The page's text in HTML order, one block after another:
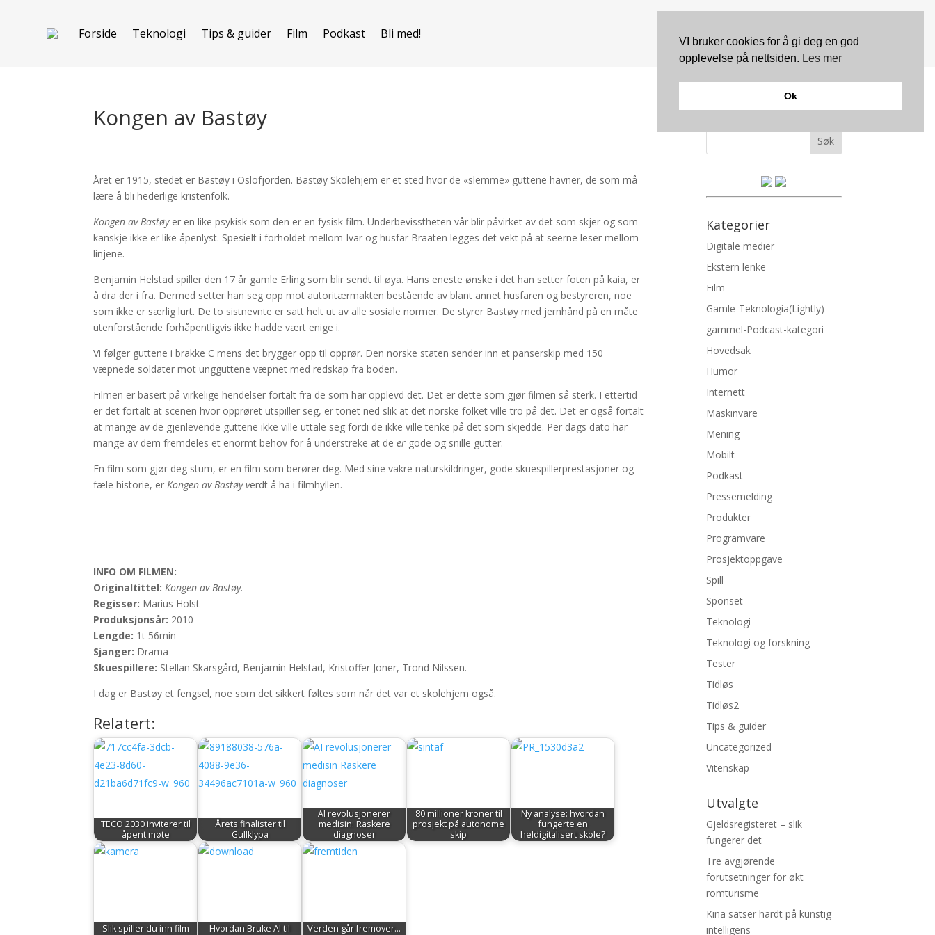
Forside Teknologi Tips & guider Film Podkast Bli med!
Kongen av Bastøy
Året er 1915, stedet er Bastøy i Oslofjorden. Bastøy Skolehjem er et sted hvor de «slemme» guttene havner, de som må
lære å bli hederlige kristenfolk.
Kongen av Bastøy er en like psykisk som den er en fysisk film. Underbevisstheten vår blir påvirket av det som skjer og som
kanskje ikke er like åpenlyst. Spesielt i forholdet mellom Ivar og husfar Braaten legges det vekt på at seerne leser mellom
linjene.
Benjamin Helstad spiller den 17 år gamle Erling som blir sendt til øya. Hans eneste ønske i det han setter foten på kaia, er
å dra der i fra. Dermed setter han seg opp mot autoritærmakten bestående av blant annet husfaren og bestyreren, noe
som ikke er særlig lurt. De to sistnevnte er satt helt ut av alle sosiale normer. De styrer Bastøy med jernhånd på en måte
utenforstående forhåpentligvis ikke hadde vært enige i.
Vi følger guttene i brakke C mens det brygger opp til opprør. Den norske staten sender inn et panserskip med 150
væpnede soldater mot ungguttene væpnet med redskap fra boden.
Filmen er basert på virkelige hendelser fortalt fra de som har opplevd det. Det er dette som gjør filmen så sterk. I ettertid
er det fortalt at scenen hvor opprøret utspiller seg, er tonet ned slik at det norske folket ville tro på det. Det er også fortalt
at mange av de gjenlevende guttene ikke ville uttale seg fordi de ikke ville tenke på det som skjedde. Per dags dato har
mange av dem fremdeles et enormt behov for å understreke at deer gode og snille gutter.
En film som gjør deg stum, er en film som berører deg. Med sine vakre naturskildringer, gode skuespillerprestasjoner og
fæle historie, erKongen av Bastøy verdt å ha i filmhyllen.
INFO OM FILMEN:
Originaltittel: Kongen av Bastøy.
Regissør: Marius Holst
Produksjonsår: 2010
Lengde: 1t 56min
Sjanger: Drama
Skuespillere: Stellan Skarsgård, Benjamin Helstad, Kristoffer Joner, Trond Nilssen.
I dag er Bastøy et fengsel, noe som det sikkert føltes som når det var et skolehjem også.
Relatert:
TECO 2030 inviterer til
åpent møte
Årets finalister til
Gullklypa
AI revolusjonerer
medisin: Raskere
diagnoser
80 millioner kroner til
prosjekt på autonome
skip
Ny analyse: hvordan
fungerte en
heldigitalisert skole?
Slik spiller du inn film
Hvordan Bruke AI til
Verden går fremover...
Søk
Kategorier
Digitale medier
Ekstern lenke
Film
Gamle-Teknologia(Lightly)
gammel-Podcast-kategori
Hovedsak
Humor
Internett
Maskinvare
Mening
Mobilt
Podkast
Pressemelding
Produkter
Programvare
Prosjektoppgave
Spill
Sponset
Teknologi
Teknologi og forskning
Tester
Tidløs
Tidløs2
Tips & guider
Uncategorized
Vitenskap
Utvalgte
Gjeldsregisteret – slik
fungerer det
Tre avgjørende
forutsetninger for økt
romturisme
Kina satser hardt på kunstig
intelligens
VI bruker cookies for å gi deg en god
opplevelse på nettsiden. Les mer
Ok